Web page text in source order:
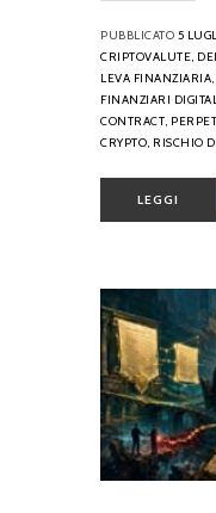
PUBBLICATO 5
CRIPTOVALUTE,
LEVA FINANZIARIA,
FINANZIARI
CONTRACT,
CRYPTO, RISCHIO
LEGGI